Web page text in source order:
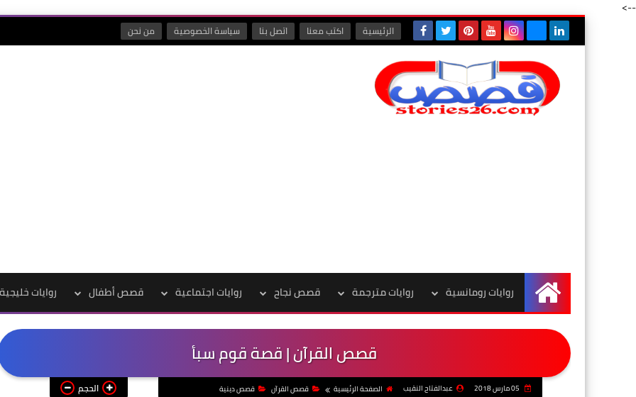
-->
الرئيسية اكتب معنا اتصل بنا سياسة الخصوصية من نحن
الرئيسية
روايات رومانسية روايات مترجمة قصص نجاح روايات اجتماعية قصص أطفال روايات خليجية
قصص القرآن | قصة قوم سبأ
عبدالفتاح النقيب الصفحة الرئيسية قصص القرآن قصص دينية الحجم